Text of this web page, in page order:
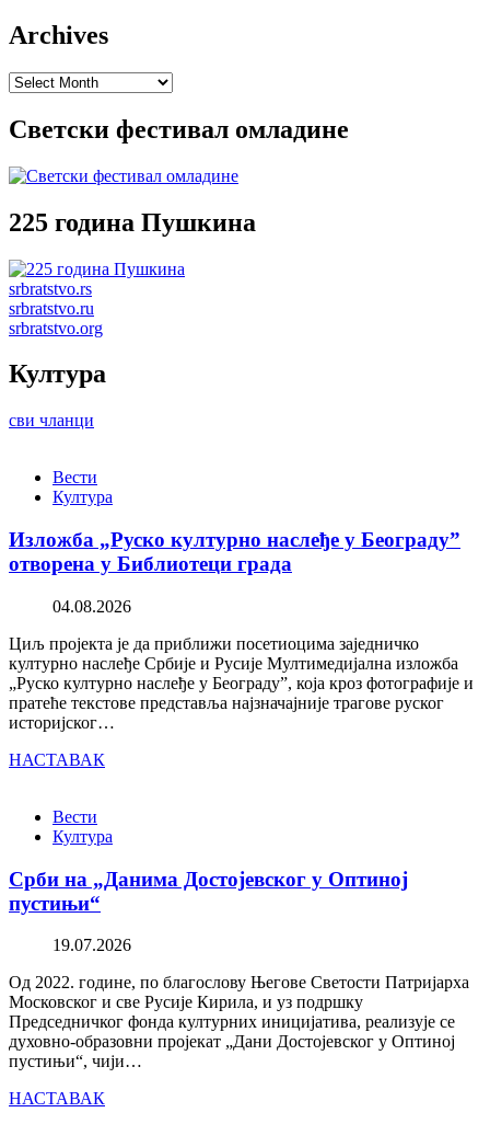
Archives
Archives
Светски фестивал омладине
225 година Пушкина
srbratstvo.rs
srbratstvo.ru
srbratstvo.org
Култура
сви чланци
Вести
Култура
Изложба „Руско културно наслеђе у Београду”
отворена у Библиотеци града
04.08.2026
Циљ пројекта је да приближи посетиоцима заједничко
културно наслеђе Србије и Русије Мултимедијална изложба
„Руско културно наслеђе у Београду”, која кроз фотографије и
пратеће текстове представља најзначајније трагове руског
историјског…
НАСТАВАК
Вести
Култура
Срби на „Данима Достојевског у Оптиној
пустињи“
19.07.2026
Од 2022. године, по благослову Његове Светости Патријарха
Московског и све Русије Кирила, и уз подршку
Председничког фонда културних иницијатива, реализује се
духовно-образовни пројекат „Дани Достојевског у Оптиној
пустињи“, чији…
НАСТАВАК